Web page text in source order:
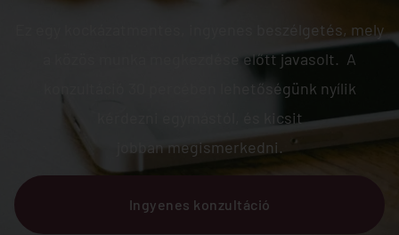
Ez egy kockázatmentes, ingyenes beszélgetés, mely
a közös munka megkezdése előtt javasolt. A
konzultáció 30 percében lehetőségünk nyílik
kérdezni egymástól, és kicsit
jobban megismerkedni.
Ingyenes konzultáció